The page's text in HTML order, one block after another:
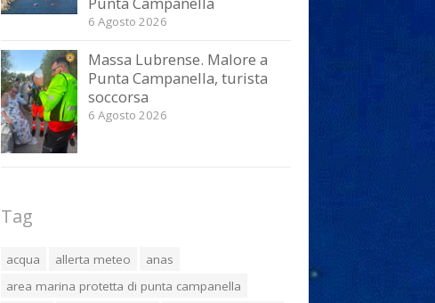
6 Agosto 2026
Massa Lubrense. Malore a
Punta Campanella, turista
soccorsa
6 Agosto 2026
Tag
acqua allerta meteo
anas
area marina protetta di punta campanella